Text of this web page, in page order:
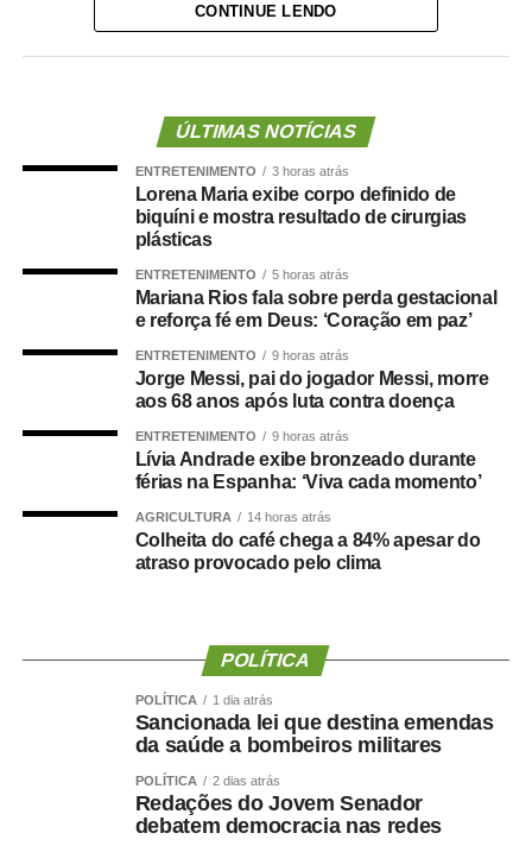
foi tomada na noite de quinta-feira (6), quando o PL
Para o empresário, a alteração não representa apenas
uma mudança na composição eleitoral, mas uma quebra
de compromisso.
“Não se trata apenas de uma mudança de candidatura.
Segundo Maluf, sua participação na chapa não nasceu
convite depois de uma decisão política que, inclusive, foi
levada à convenção partidária.
“Foi uma escolha política apresentada, construída e
formalizada dentro do processo partidário, inclusive com
a realização da convenção.”
A partir da definição, afirmou o empresário, pessoas
“Fiz isso de boa-fé, acreditando na palavra empenhada e
na seriedade de uma decisão tomada por quem pretende
governar Mato Grosso.”
A manifestação ocorre apenas dois dias depois de Maluf
confirmar publicamente sua indicação para a vice.
Durante a convenção do Novo, na quarta-feira (5), ele
CONTINUE LENDO
ÚLTIMAS NOTÍCIAS
ENTRETENIMENTO 3 horas atrás
Lorena Maria exibe corpo definido de
biquíni e mostra resultado de cirurgias
plásticas
ENTRETENIMENTO 5 horas atrás
Mariana Rios fala sobre perda gestacional
e reforça fé em Deus: ‘Coração em paz’
ENTRETENIMENTO 9 horas atrás
Jorge Messi, pai do jogador Messi, morre
aos 68 anos após luta contra doença
ENTRETENIMENTO 9 horas atrás
Lívia Andrade exibe bronzeado durante
férias na Espanha: ‘Viva cada momento’
AGRICULTURA 14 horas atrás
Colheita do café chega a 84% apesar do
atraso provocado pelo clima
POLÍTICA
POLÍTICA 1 dia atrás
Sancionada lei que destina emendas
da saúde a bombeiros militares
POLÍTICA 2 dias atrás
Redações do Jovem Senador
debatem democracia nas redes